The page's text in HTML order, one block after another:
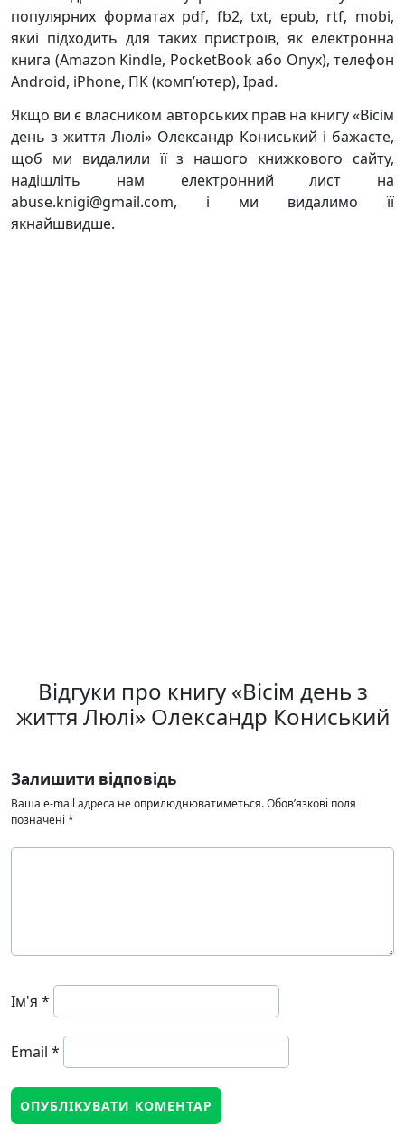
популярних форматах pdf, fb2, txt, epub, rtf, mobi,
якиі підходить для таких пристроїв, як електронна
книга (Amazon Kindle, PocketBook або Onyx), телефон
Android, iPhone, ПК (комп’ютер), Ipad.
Якщо ви є власником авторських прав на книгу «Вісім
день з життя Люлі» Олександр Кониський і бажаєте,
щоб ми видалили її з нашого книжкового сайту,
надішліть нам електронний лист на
abuse.knigi@gmail.com, і ми видалимо її
якнайшвидше.
Відгуки про книгу «Вісім день з
життя Люлі» Олександр Кониський
Залишити відповідь
Ваша e-mail адреса не оприлюднюватиметься.Обов’язкові поля
позначені *
Ім'я *
Email *